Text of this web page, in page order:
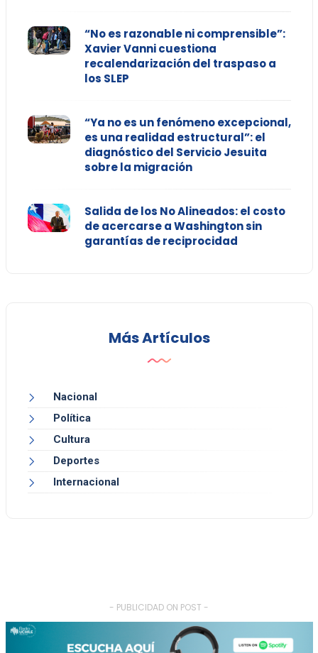
“No es razonable ni comprensible”:
Xavier Vanni cuestiona
recalendarización del traspaso a
los SLEP
“Ya no es un fenómeno excepcional,
es una realidad estructural”: el
diagnóstico del Servicio Jesuita
sobre la migración
Salida de los No Alineados: el costo
de acercarse a Washington sin
garantías de reciprocidad
Más Artículos
Nacional
Política
Cultura
Deportes
Internacional
- PUBLICIDAD ON POST -